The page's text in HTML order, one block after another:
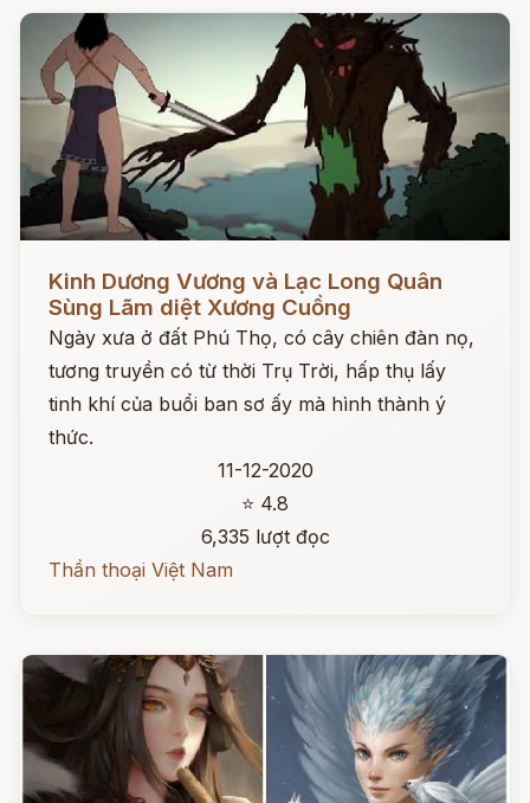
Kinh Dương Vương và Lạc Long Quân
Sùng Lãm diệt Xương Cuồng
Ngày xưa ở đất Phú Thọ, có cây chiên đàn nọ,
tương truyền có từ thời Trụ Trời, hấp thụ lấy
tinh khí của buổi ban sơ ấy mà hình thành ý
thức.
11-12-2020
⭐ 4.8
6,335 lượt đọc
Thần thoại Việt Nam